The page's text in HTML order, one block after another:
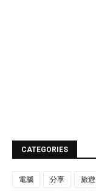
CATEGORIES
電腦 分享 旅遊